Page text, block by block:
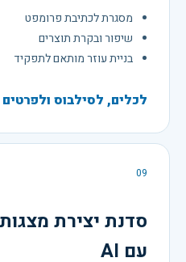
מסגרת לכתיבת פרומפט
שיפור ובקרת תוצרים
בניית עוזר מותאם לתפקיד
לכלים, לסילבוס
09
סדנת יצירת
עם AI